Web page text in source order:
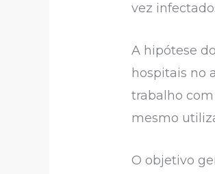
vez
A hipótese
hospitais no
trabalho com
mesmo
O objetivo